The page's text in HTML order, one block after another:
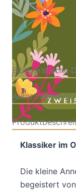
Buch
Softcover
Bibliografische
Klassiker im
Die kleine
begeistert